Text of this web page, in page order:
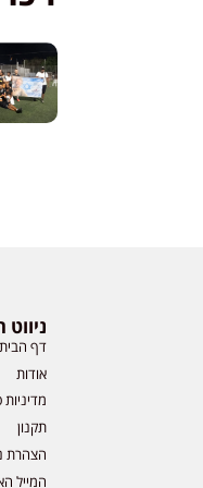
דף הבית
אודות
תקנון
הצהרת
המייל